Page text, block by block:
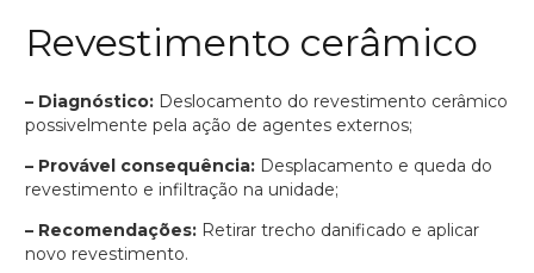
Revestimento cerâmico
– Diagnóstico: Deslocamento do revestimento cerâmico
possivelmente pela ação de agentes externos;
– Provável consequência: Desplacamento e queda do
revestimento e infiltração na unidade;
– Recomendações: Retirar trecho danificado e aplicar
novo revestimento.